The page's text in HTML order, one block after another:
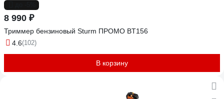
8 990 ₽
Триммер бензиновый Sturm ПРОМО BT156
4.6(102)
В корзину